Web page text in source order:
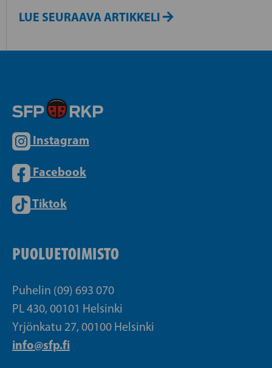
LUE SEURAAVA ARTIKKELI
Instagram
Facebook
Tiktok
PUOLUETOIMISTO
Puhelin (09) 693 070
PL 430, 00101 Helsinki
Yrjönkatu 27, 00100 Helsinki
info@sfp.fi